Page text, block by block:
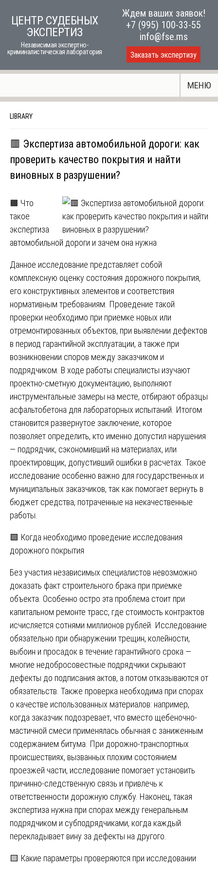
ЦЕНТР СУДЕБНЫХ
ЭКСПЕРТИЗ
Независимая экспертно-
криминалистическая лаборатория
Ждем ваших заявок!
+7 (995) 100-33-55
info@fse.ms
Заказать экспертизу
МЕНЮ
LIBRARY
🟥 Экспертиза автомобильной дороги: как
проверить качество покрытия и найти
виновных в разрушении?
🟧 Что
такое
экспертиза
автомобильной дороги и зачем она нужна
Данное исследование представляет собой
комплексную оценку состояния дорожного покрытия,
его конструктивных элементов и соответствия
нормативным требованиям. Проведение такой
проверки необходимо при приемке новых или
отремонтированных объектов, при выявлении дефектов
в период гарантийной эксплуатации, а также при
возникновении споров между заказчиком и
подрядчиком. В ходе работы специалисты изучают
проектно-сметную документацию, выполняют
инструментальные замеры на месте, отбирают образцы
асфальтобетона для лабораторных испытаний. Итогом
становится развернутое заключение, которое
позволяет определить, кто именно допустил нарушения
— подрядчик, сэкономивший на материалах, или
проектировщик, допустивший ошибки в расчетах. Такое
исследование особенно важно для государственных и
муниципальных заказчиков, так как помогает вернуть в
бюджет средства, потраченные на некачественные
работы.
🟩 Когда необходимо проведение исследования
дорожного покрытия
Без участия независимых специалистов невозможно
доказать факт строительного брака при приемке
объекта. Особенно остро эта проблема стоит при
капитальном ремонте трасс, где стоимость контрактов
исчисляется сотнями миллионов рублей. Исследование
обязательно при обнаружении трещин, колейности,
выбоин и просадок в течение гарантийного срока —
многие недобросовестные подрядчики скрывают
дефекты до подписания актов, а потом отказываются от
обязательств. Также проверка необходима при спорах
о качестве использованных материалов: например,
когда заказчик подозревает, что вместо щебеночно-
мастичной смеси применялась обычная с заниженным
содержанием битума. При дорожно-транспортных
происшествиях, вызванных плохим состоянием
проезжей части, исследование помогает установить
причинно-следственную связь и привлечь к
ответственности дорожную службу. Наконец, такая
экспертиза нужна при спорах между генеральным
подрядчиком и субподрядчиками, когда каждый
перекладывает вину за дефекты на другого.
🟨 Какие параметры проверяются при исследовании